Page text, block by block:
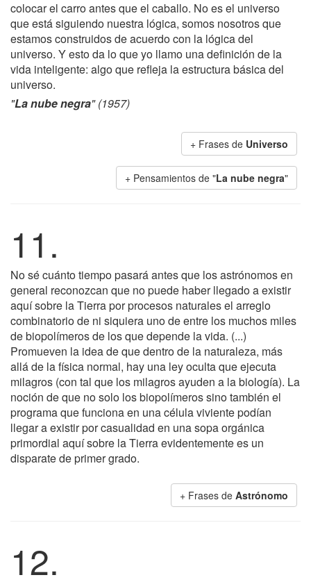
colocar el carro antes que el caballo. No es el universo
que está siguiendo nuestra lógica, somos nosotros que
estamos construidos de acuerdo con la lógica del
universo. Y esto da lo que yo llamo una definición de la
vida inteligente: algo que refleja la estructura básica del
universo.
"La nube negra" (1957)
+ Frases de Universo
+ Pensamientos de "La nube negra"
11.
No sé cuánto tiempo pasará antes que los astrónomos en
general reconozcan que no puede haber llegado a existir
aquí sobre la Tierra por procesos naturales el arreglo
combinatorio de ni siquiera uno de entre los muchos miles
de biopolímeros de los que depende la vida. (...)
Promueven la idea de que dentro de la naturaleza, más
allá de la física normal, hay una ley oculta que ejecuta
milagros (con tal que los milagros ayuden a la biología). La
noción de que no solo los biopolímeros sino también el
programa que funciona en una célula viviente podían
llegar a existir por casualidad en una sopa orgánica
primordial aquí sobre la Tierra evidentemente es un
disparate de primer grado.
+ Frases de Astrónomo
12.